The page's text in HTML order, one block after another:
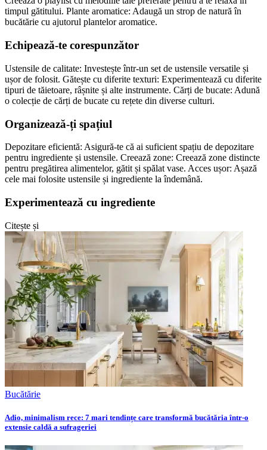
timpul gătitului. Plante aromatice: Adaugă un strop de natură în
bucătărie cu ajutorul plantelor aromatice.
Echipează-te corespunzător
Ustensile de calitate: Investește într-un set de ustensile versatile și
ușor de folosit. Gătește cu diferite texturi: Experimentează cu diferite
tipuri de tăietoare, râșnite și alte instrumente. Cărți de bucate: Adună
o colecție de cărți de bucate cu rețete din diverse culturi.
Organizează-ți spațiul
Depozitare eficientă: Asigură-te că ai suficient spațiu de depozitare
pentru ingrediente și ustensile. Creează zone: Creează zone distincte
pentru pregătirea alimentelor, gătit și spălat vase. Acces ușor: Așază
cele mai folosite ustensile și ingrediente la îndemână.
Experimentează cu ingrediente
Citește și
Bucătărie
Adio, minimalism rece: 7 mari tendințe care transformă bucătăria într-o
extensie caldă a sufrageriei